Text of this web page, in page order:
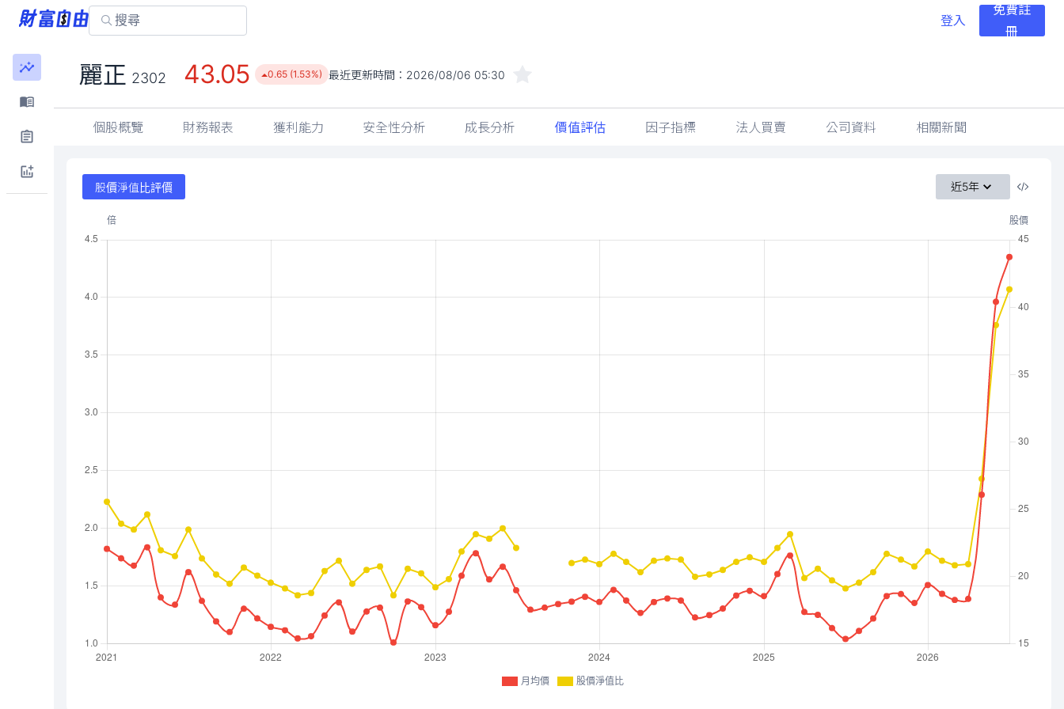
登入
免費註
冊
麗正 2302 43.05 0.65 (1.53%) 最近更新時間： 2026/08/06 05:30
個股概覽 財務報表 獲利能力 安全性分析 成長分析 價值評估 因子指標 法人買賣 公司資料 相關新聞
股價淨值比評價 近5年
月均價 股價淨值比